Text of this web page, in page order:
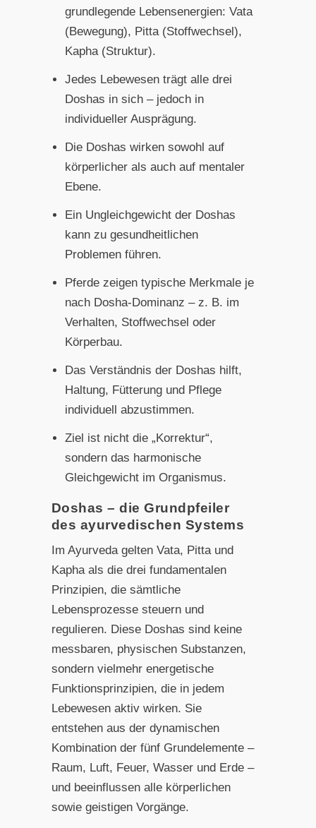
grundlegende Lebensenergien: Vata
(Bewegung), Pitta (Stoffwechsel),
Kapha (Struktur).
Jedes Lebewesen trägt alle drei
Doshas in sich – jedoch in
individueller Ausprägung.
Die Doshas wirken sowohl auf
körperlicher als auch auf mentaler
Ebene.
Ein Ungleichgewicht der Doshas
kann zu gesundheitlichen
Problemen führen.
Pferde zeigen typische Merkmale je
nach Dosha-Dominanz – z. B. im
Verhalten, Stoffwechsel oder
Körperbau.
Das Verständnis der Doshas hilft,
Haltung, Fütterung und Pflege
individuell abzustimmen.
Ziel ist nicht die „Korrektur“,
sondern das harmonische
Gleichgewicht im Organismus.
Doshas – die Grundpfeiler
des ayurvedischen Systems
Im Ayurveda gelten Vata, Pitta und
Kapha als die drei fundamentalen
Prinzipien, die sämtliche
Lebensprozesse steuern und
regulieren. Diese Doshas sind keine
messbaren, physischen Substanzen,
sondern vielmehr energetische
Funktionsprinzipien, die in jedem
Lebewesen aktiv wirken. Sie
entstehen aus der dynamischen
Kombination der fünf Grundelemente –
Raum, Luft, Feuer, Wasser und Erde –
und beeinflussen alle körperlichen
sowie geistigen Vorgänge.